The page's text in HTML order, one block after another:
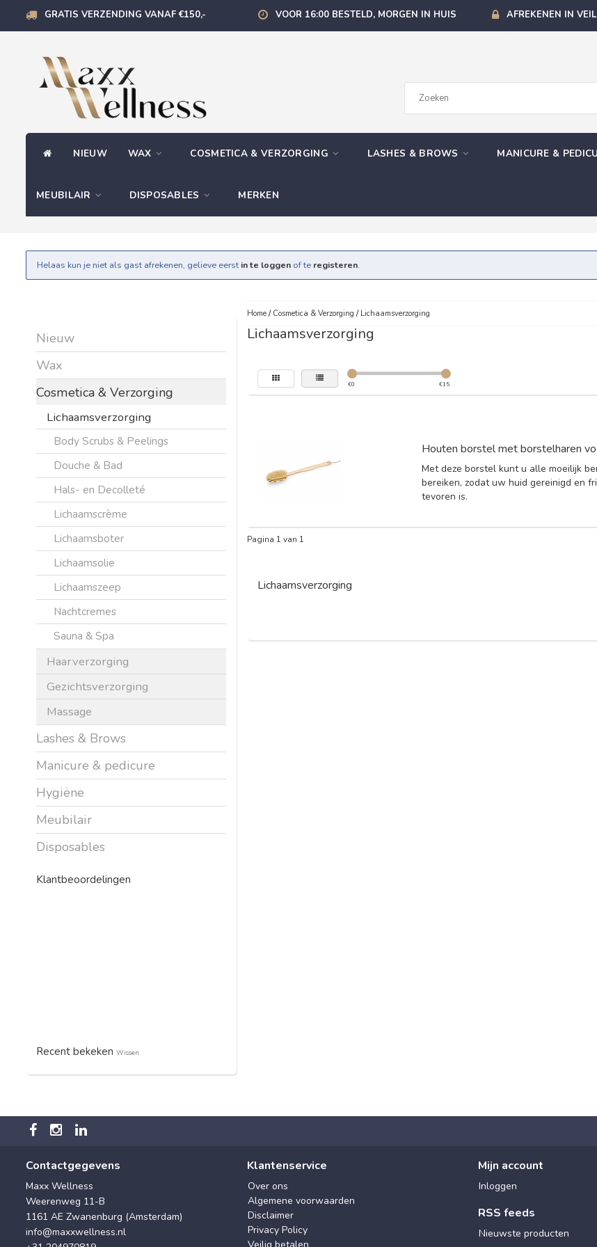
GRATIS VERZENDING VANAF €150,- VOOR 16:00 BESTELD, MORGEN IN HUIS AFREKENEN IN
NIEUW WAX COSMETICA & VERZORGING LASHES & BROWS MANICURE &
MEUBILAIR DISPOSABLES MERKEN
Helaas kun je niet als gast afrekenen, gelieve eerst in te loggen of te registeren.
Nieuw
Wax
Cosmetica & Verzorging
Lichaamsverzorging
Body Scrubs & Peelings
Douche & Bad
Hals- en Decolleté
Lichaamscrème
Lichaamsboter
Lichaamsolie
Lichaamszeep
Nachtcremes
Sauna & Spa
Haarverzorging
Gezichtsverzorging
Massage
Lashes & Brows
Manicure & pedicure
Hygiëne
Meubilair
Disposables
Klantbeoordelingen
Recent bekeken Wissen
Home/ Cosmetica & Verzorging / Lichaamsverzorging
Lichaamsverzorging
€0 €15
Houten borstel met borstelharen
Met deze borstel kunt u alle moeilijk
bereiken, zodat uw huid gereinigd en
tevoren is.
Pagina 1 van 1
Lichaamsverzorging
Contactgegevens
Maxx Wellness
Weerenweg 11-B
1161 AE Zwanenburg (Amsterdam)
info@maxxwellness.nl
Klantenservice
Over ons
Algemene voorwaarden
Disclaimer
Privacy Policy
Veilig betalen
Mijn account
Inloggen
RSS feeds
Nieuwste producten